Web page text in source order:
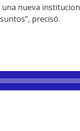
nueva
precisó.